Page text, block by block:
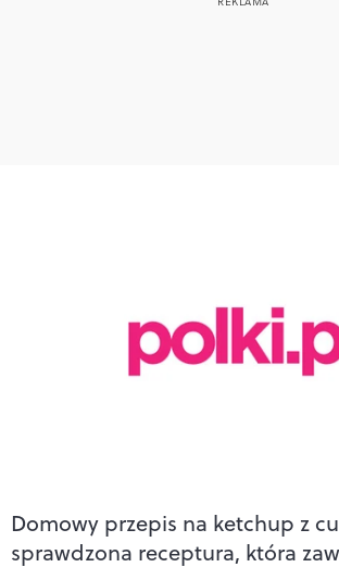
Domowy przepis na ketchup z
sprawdzona receptura, która